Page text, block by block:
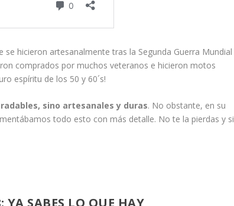
se hicieron artesanalmente tras la Segunda Guerra Mundial
comprados por muchos veteranos e hicieron motos
espíritu de los 50 y 60´s!
sino artesanales y duras. No obstante, en su
todo esto con más detalle. No te la pierdas y si
SABES LO QUE HAY